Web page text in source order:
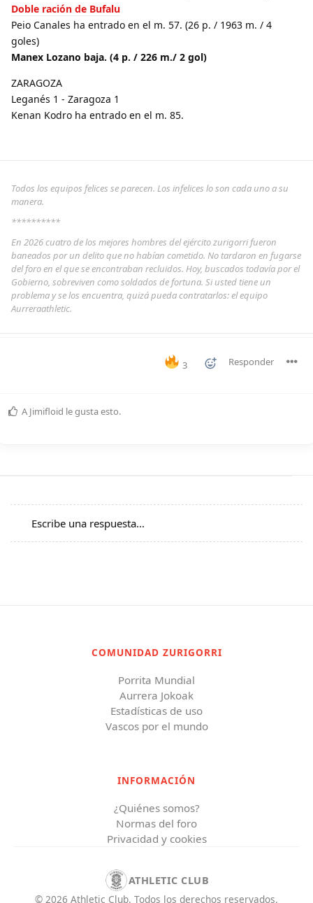
Doble ración de Bufalu
Peio Canales ha entrado en el m. 57. (26 p. / 1963 m. / 4
goles)
Manex Lozano baja. (4 p. / 226 m./ 2 gol)
ZARAGOZA
Leganés 1 - Zaragoza 1
Kenan Kodro ha entrado en el m. 85.
Todos los equipos felices se parecen. Los infelices lo son cada uno a su
manera.
**********
En 2026 cuatro de los mejores hombres del ejército zurigorri fueron
baneados por un delito que no habían cometido. No tardaron en fugarse
del foro en el que se encontraban recluidos. Hoy, buscados todavía por el
Gobierno, sobreviven como soldados de fortuna. Si usted tiene un
problema y se los encuentra, quizá pueda contratarlos: el equipo
Aurreraathletic.
3 Responder
A Jimifloid le gusta esto.
Escribe una respuesta...
COMUNIDAD ZURIGORRI
Porrita Mundial
Aurrera Jokoak
Estadísticas de uso
Vascos por el mundo
INFORMACIÓN
¿Quiénes somos?
Normas del foro
Privacidad y cookies
ATHLETIC CLUB
© 2026 Athletic Club. Todos los derechos reservados.